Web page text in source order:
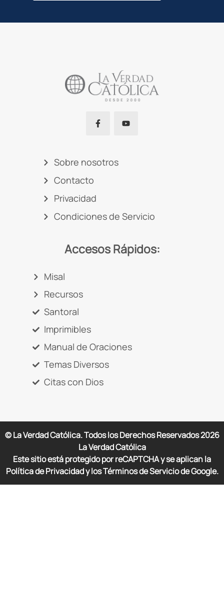
Sobre nosotros
Contacto
Privacidad
Condiciones de Servicio
Accesos Rápidos:
Misal
Recursos
Santoral
Imprimibles
Manual de Oraciones
Temas Diversos
Citas con Dios
© La Verdad Católica. Todos los Derechos Reservados2026
La Verdad Católica
Este sitio está protegido por reCAPTCHA y se aplican la
Política de Privacidad y los Términos de Servicio de Google.